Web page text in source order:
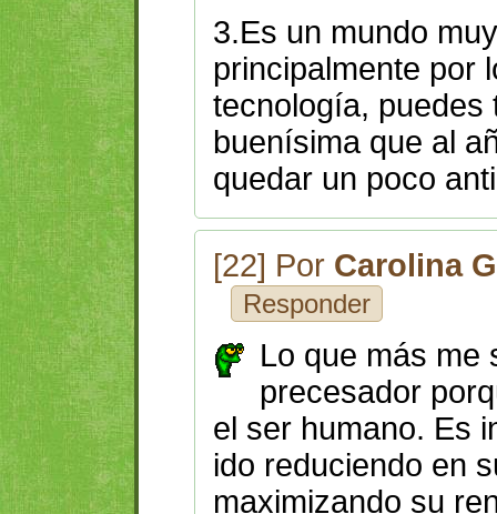
3.Es un mundo
principalmente por
tecnología, puedes
buenísima que al
quedar un poco
[22] Por Carolina
Responder
Lo que más me
precesador
el ser humano. Es
ido reduciendo en
maximizando su